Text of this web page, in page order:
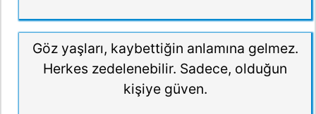
Göz yaşları, kaybettiğin anlamına gelmez.
Herkes zedelenebilir. Sadece, olduğun
kişiye güven.